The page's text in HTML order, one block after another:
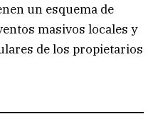
un esquema de
masivos locales y
de los propietarios